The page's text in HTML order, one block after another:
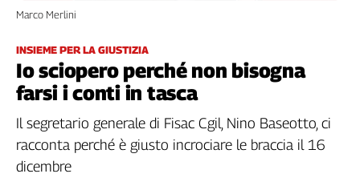
Culture
Categorie
Filcams
Filctem
Fillea
Fiom
INSIEME PER LA GIUSTIZIA
Io sciopero perché non bisogna
farsi i conti in tasca
Marco Merlini
Il segretario generale di Fisac Cgil, Nino Baseotto, ci
racconta perché è giusto incrociare le braccia il 16
dicembre